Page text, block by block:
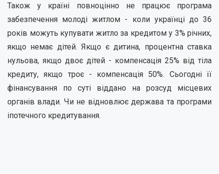
Також у країні повноцінно не працює програма
забезпечення молоді житлом - коли українці до 36
років можуть купувати житло за кредитом у 3% річних,
якщо немає дітей. Якщо є дитина, процентна ставка
нульова, якщо двоє дітей - компенсація 25% від тіла
кредиту, якщо троє - компенсація 50%. Сьогодні її
фінансування по суті віддано на розсуд місцевих
органів влади. Чи не відновлює держава та програми
іпотечного кредитування.